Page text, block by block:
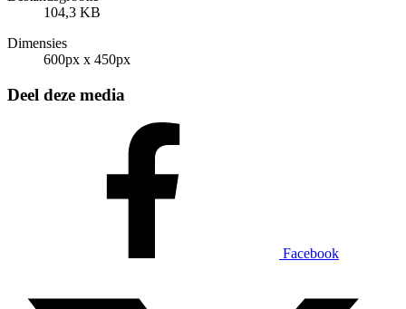
104,3 KB
Dimensies
600px x 450px
Deel deze media
Facebook